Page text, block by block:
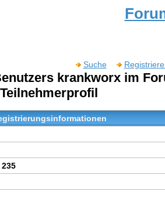
Suche
krankworx im
Teilnehmerprofil
235